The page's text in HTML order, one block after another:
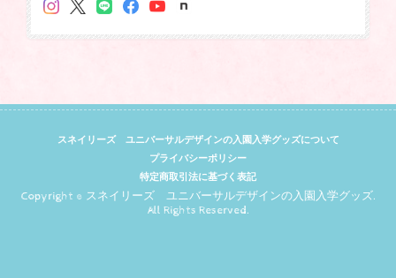
スネイリーズ ユニバーサルデザインの入園入学グッズについて
プライバシーポリシー
特定商取引法に基づく表記
Copyright © スネイリーズ ユニバーサルデザインの入園入学グッズ.
All Rights Reserved.